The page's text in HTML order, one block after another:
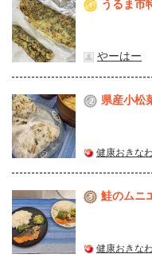
1 うるま市
やーはー
2 県産⼩松
健康おきな
3 鮭のムニ
健康おきな